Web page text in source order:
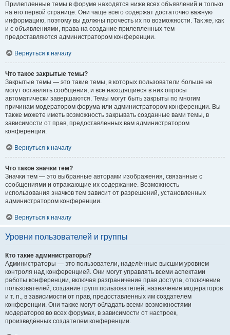
Прилепленные темы в форуме находятся ниже всех объявлений и только
на его первой странице. Они чаще всего содержат достаточно важную
информацию, поэтому вы должны прочесть их по возможности. Так же, как
и с объявлениями, права на создание прилепленных тем
предоставляются администратором конференции.
Вернуться к началу
Что такое закрытые темы?
Закрытые темы — это такие темы, в которых пользователи больше не
могут оставлять сообщения, и все находящиеся в них опросы
автоматически завершаются. Темы могут быть закрыты по многим
причинам модератором форума или администратором конференции. Вы
также можете иметь возможность закрывать созданные вами темы, в
зависимости от прав, предоставленных вам администратором
конференции.
Вернуться к началу
Что такое значки тем?
Значки тем — это выбранные авторами изображения, связанные с
сообщениями и отражающие их содержание. Возможность
использования значков тем зависит от разрешений, установленных
администратором конференции.
Вернуться к началу
Уровни пользователей и группы
Кто такие администраторы?
Администраторы — это пользователи, наделённые высшим уровнем
контроля над конференцией. Они могут управлять всеми аспектами
работы конференции, включая разграничение прав доступа, отключение
пользователей, создание групп пользователей, назначение модераторов
и т. п., в зависимости от прав, предоставленных им создателем
конференции. Они также могут обладать всеми возможностями
модераторов во всех форумах, в зависимости от настроек,
произведённых создателем конференции.